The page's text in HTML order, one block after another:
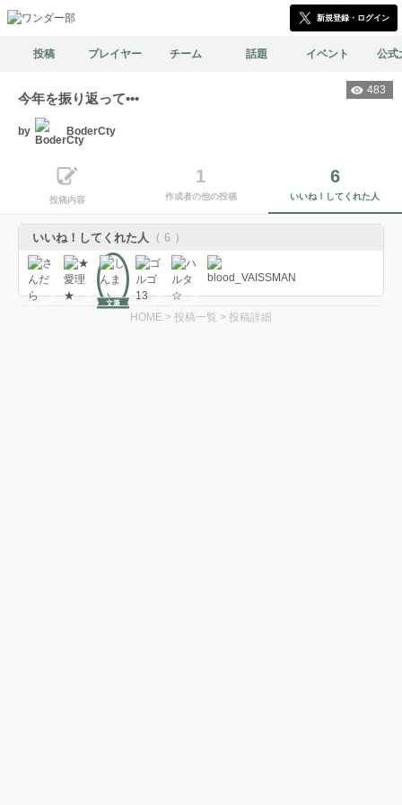
新規登録・ログイン
投稿 プレイヤー チーム 話題 イベント 公式
483
今年を振り返って•••
by BoderCty
投稿内容
1
作成者の他の投稿
6
いいね！してくれた人
いいね！してくれた人 （ 6 ）
文筆
HOME > 投稿一覧 > 投稿詳細